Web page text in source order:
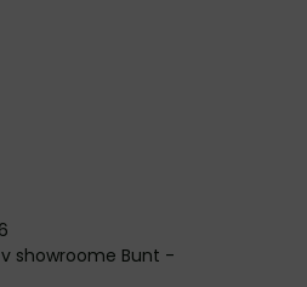
showroome Bunt -